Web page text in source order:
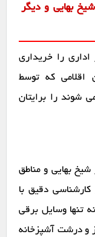
بهایی و دیگر
اداری را خریداری
اقلامی که توسط
شوند را برایتان
بهایی و مناطق
دقیق با
تنها وسایل برقی
و درشت آشپزخانه